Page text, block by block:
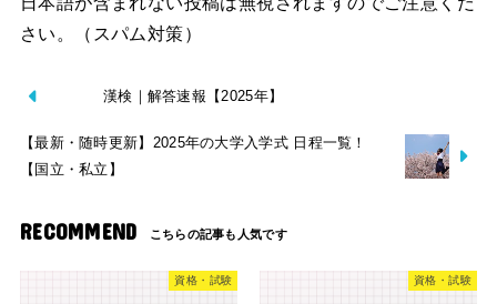
さい。（スパム対策）
漢検｜解答速報【2025年】
【最新・随時更新】2025年の大学入学式 日程一覧！
【国立・私立】
RECOMMEND
資格・試験 資格・試験